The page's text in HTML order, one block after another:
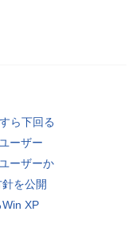
ら下回る
ーザー
ーザーか
を公開
XP